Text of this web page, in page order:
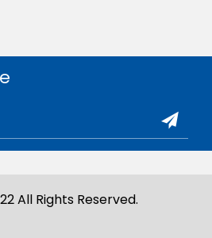
All Rights Reserved.